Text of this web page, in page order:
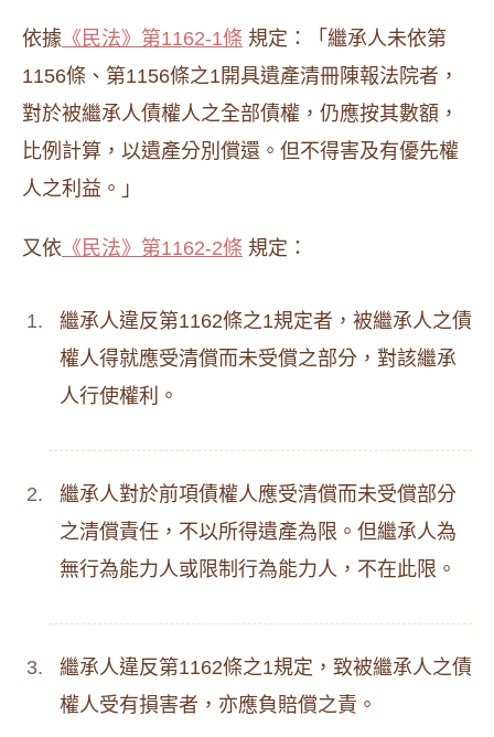
依據 《民法》第1162-1條 規定：「繼承人未依第
1156條、第1156條之1開具遺產清冊陳報法院者，
對於被繼承人債權人之全部債權，仍應按其數額，
比例計算，以遺產分別償還。但不得害及有優先權
人之利益。」
又依 《民法》第1162-2條 規定：
繼承人違反第1162條之1規定者，被繼承人之債
權人得就應受清償而未受償之部分，對該繼承
人行使權利。
繼承人對於前項債權人應受清償而未受償部分
之清償責任，不以所得遺產為限。但繼承人為
無行為能力人或限制行為能力人，不在此限。
繼承人違反第1162條之1規定，致被繼承人之債
權人受有損害者，亦應負賠償之責。